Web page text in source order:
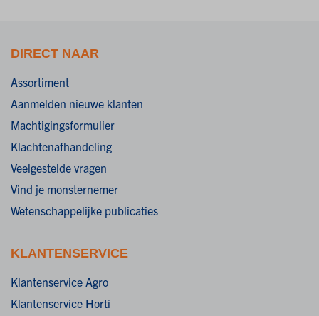
DIRECT NAAR
Assortiment
Aanmelden nieuwe klanten
Machtigingsformulier
Klachtenafhandeling
Veelgestelde vragen
Vind je monsternemer
Wetenschappelijke publicaties
KLANTENSERVICE
Klantenservice Agro
Klantenservice Horti